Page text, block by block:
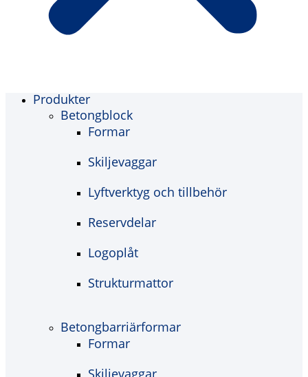
Produkter
Betongblock
Formar
Skiljevaggar
Lyftverktyg och tillbehör
Reservdelar
Logoplåt
Strukturmattor
Betongbarriärformar
Formar
Skiljevaggar